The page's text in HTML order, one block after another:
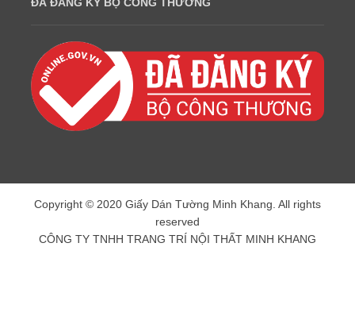
Copyright © 2020 Giấy Dán Tường Minh Khang. All rights
reserved
CÔNG TY TNHH TRANG TRÍ NỘI THẤT MINH KHANG